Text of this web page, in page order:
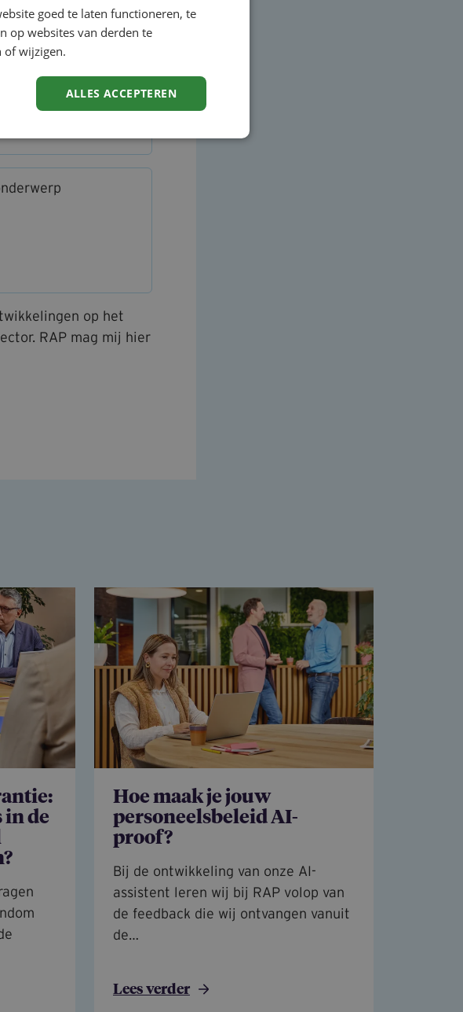
op het
RAP mag mij hier
in de
Hoe maak je jouw
personeelsbeleid AI-
proof?
Bij de ontwikkeling van onze AI-
assistent leren wij bij RAP volop van
de feedback die wij ontvangen vanuit
de…
Lees verder
goed te laten functioneren, te
op websites van derden te
of wijzigen.
ALLES ACCEPTEREN